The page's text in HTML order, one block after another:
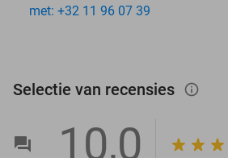
met: +32 11 96 07 39
Selectie van recensies info_outlined
10,0